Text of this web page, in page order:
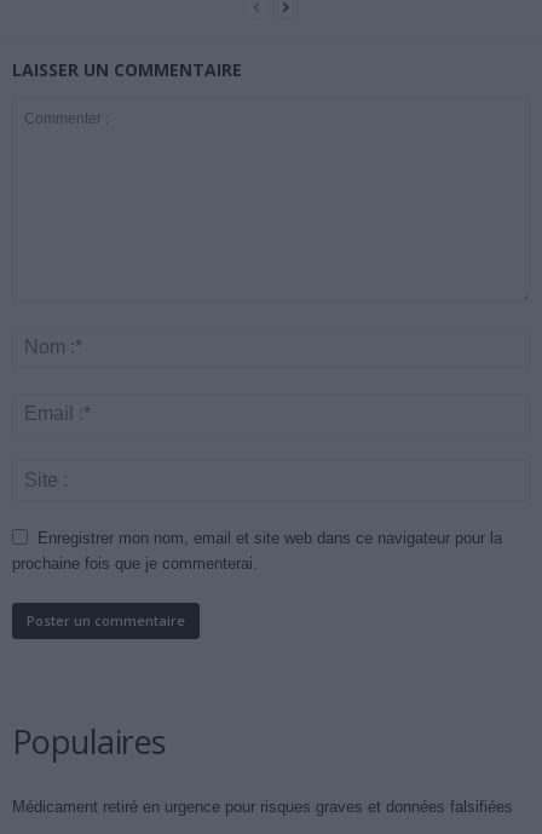
LAISSER UN COMMENTAIRE
Enregistrer mon nom, email et site web dans ce navigateur pour la
prochaine fois que je commenterai.
Populaires
Médicament retiré en urgence pour risques graves et données falsifiées